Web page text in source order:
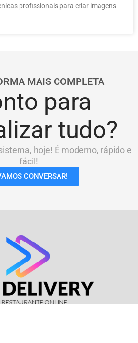
profissionais para criar imagens
MAIS COMPLETA
para
tudo?
hoje! É moderno, rápido e
fácil!
CONVERSAR!